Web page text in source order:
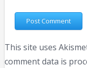
This site uses
comment data is